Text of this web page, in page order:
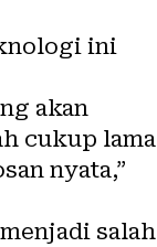
ini
akan
cukup lama
nyata,”
salah